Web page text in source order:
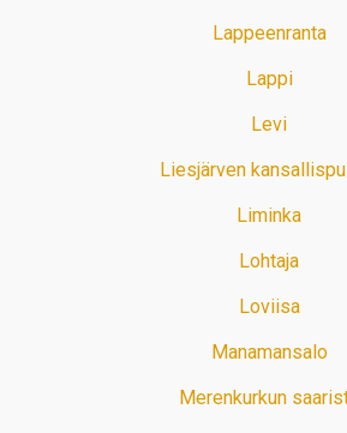
Lappeenranta
Lappi
Levi
Liesjärven
Liminka
Lohtaja
Loviisa
Manamansalo
Merenkurkun